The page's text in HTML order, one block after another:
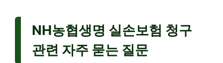
NH농협생명 실손보험 청구
관련 자주 묻는 질문